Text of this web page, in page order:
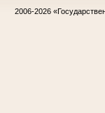
2006-2026